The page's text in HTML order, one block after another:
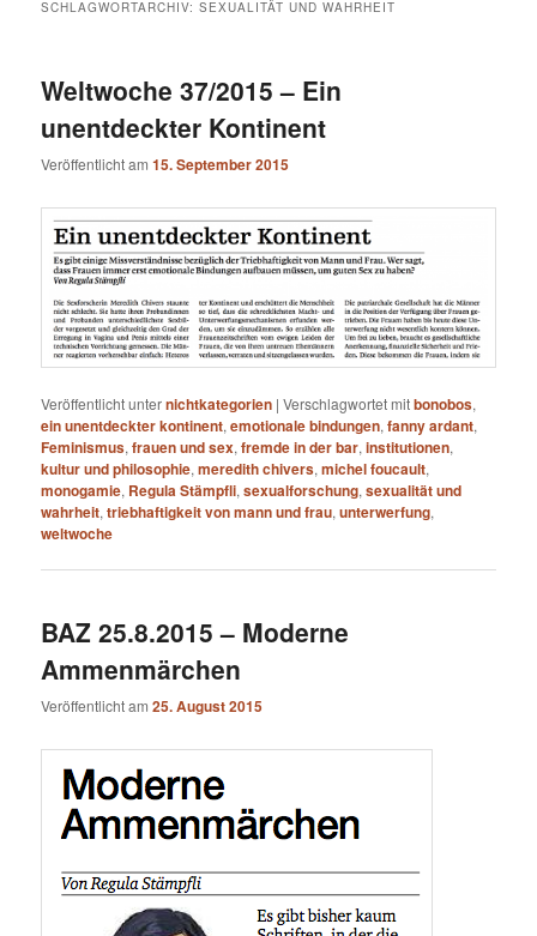
SCHLAGWORTARCHIV:SEXUALITÄT UND WAHRHEIT
Weltwoche 37/2015 – Ein
unentdeckter Kontinent
Veröffentlicht am15. September 2015
Veröffentlicht unternichtkategorien |Verschlagwortet mitbonobos,
ein unentdeckter kontinent,emotionale bindungen,fanny ardant,
Feminismus,frauen und sex,fremde in der bar,institutionen,
kultur und philosophie,meredith chivers,michel foucault,
monogamie, Regula Stämpfli,sexualforschung,sexualität und
wahrheit,triebhaftigkeit von mann und frau,unterwerfung,
weltwoche
BAZ 25.8.2015 – Moderne
Ammenmärchen
Veröffentlicht am25. August 2015